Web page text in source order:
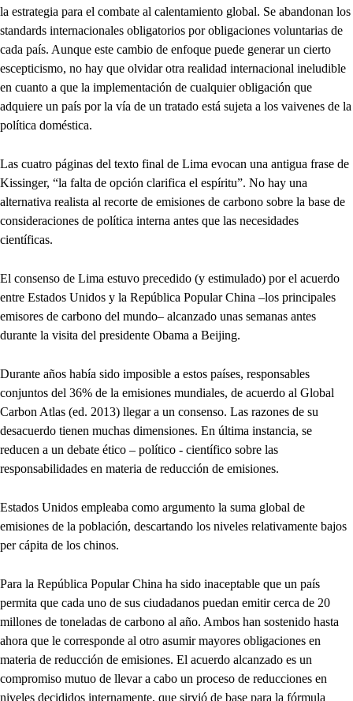
la estrategia para el combate al calentamiento global. Se abandonan los
standards internacionales obligatorios por obligaciones voluntarias de
cada país. Aunque este cambio de enfoque puede generar un cierto
escepticismo, no hay que olvidar otra realidad internacional ineludible
en cuanto a que la implementación de cualquier obligación que
adquiere un país por la vía de un tratado está sujeta a los vaivenes de la
política doméstica.
Las cuatro páginas del texto final de Lima evocan una antigua frase de
Kissinger, “la falta de opción clarifica el espíritu”. No hay una
alternativa realista al recorte de emisiones de carbono sobre la base de
consideraciones de política interna antes que las necesidades
científicas.
El consenso de Lima estuvo precedido (y estimulado) por el acuerdo
entre Estados Unidos y la República Popular China –los principales
emisores de carbono del mundo– alcanzado unas semanas antes
durante la visita del presidente Obama a Beijing.
Durante años había sido imposible a estos países, responsables
conjuntos del 36% de la emisiones mundiales, de acuerdo al Global
Carbon Atlas (ed. 2013) llegar a un consenso. Las razones de su
desacuerdo tienen muchas dimensiones. En última instancia, se
reducen a un debate ético – político - científico sobre las
responsabilidades en materia de reducción de emisiones.
Estados Unidos empleaba como argumento la suma global de
emisiones de la población, descartando los niveles relativamente bajos
per cápita de los chinos.
Para la República Popular China ha sido inaceptable que un país
permita que cada uno de sus ciudadanos puedan emitir cerca de 20
millones de toneladas de carbono al año. Ambos han sostenido hasta
ahora que le corresponde al otro asumir mayores obligaciones en
materia de reducción de emisiones. El acuerdo alcanzado es un
compromiso mutuo de llevar a cabo un proceso de reducciones en
niveles decididos internamente, que sirvió de base para la fórmula